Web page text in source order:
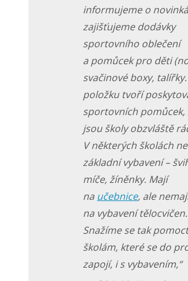
informujeme o
zajišťujeme dodávky
sportovního oblečení
a pomůcek pro děti
svačinové boxy,
položku tvoří
sportovních pomůcek,
jsou školy obzvláště
V některých školách
základní vybavení –
míče, žíněnky. Mají
na učebnice, ale
na vybavení tělocvičen.
Snažíme se tak
školám, které se do
zapojí, i s vybavením,“